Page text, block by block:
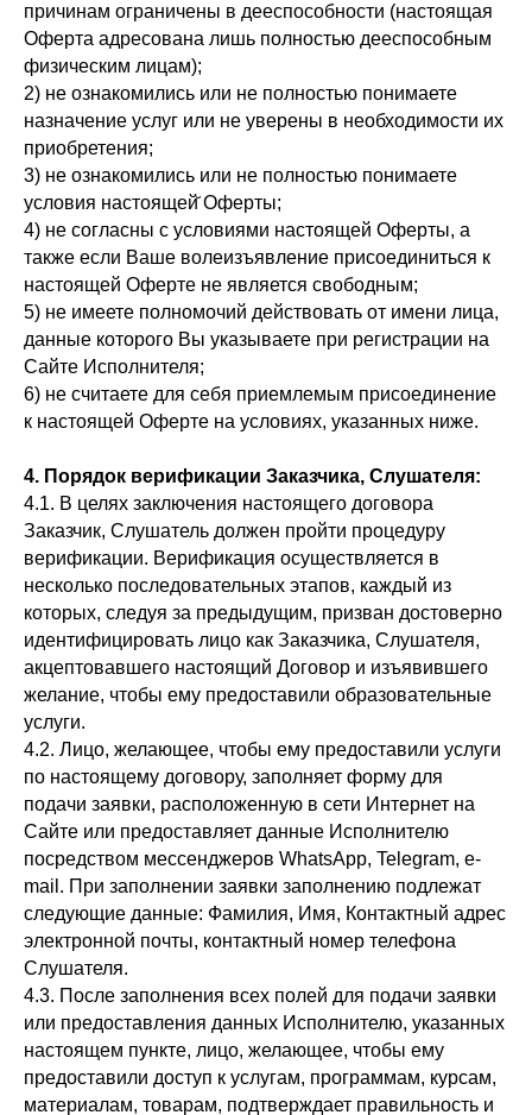
причинам ограничены в дееспособности (настоящая
Оферта адресована лишь полностью дееспособным
физическим лицам);
2) не ознакомились или не полностью понимаете
назначение услуг или не уверены в необходимости их
приобретения;
3) не ознакомились или не полностью понимаете
условия настоящей̆ Оферты;
4) не согласны с условиями настоящей Оферты, а
также если Ваше волеизъявление присоединиться к
настоящей Оферте не является свободным;
5) не имеете полномочий действовать от имени лица,
данные которого Вы указываете при регистрации на
Сайте Исполнителя;
6) не считаете для себя приемлемым присоединение
к настоящей Оферте на условиях, указанных ниже.
4. Порядок верификации Заказчика, Слушателя:
4.1. В целях заключения настоящего договора
Заказчик, Слушатель должен пройти процедуру
верификации. Верификация осуществляется в
несколько последовательных этапов, каждый из
которых, следуя за предыдущим, призван достоверно
идентифицировать лицо как Заказчика, Слушателя,
акцептовавшего настоящий Договор и изъявившего
желание, чтобы ему предоставили образовательные
услуги.
4.2. Лицо, желающее, чтобы ему предоставили услуги
по настоящему договору, заполняет форму для
подачи заявки, расположенную в сети Интернет на
Сайте или предоставляет данные Исполнителю
посредством мессенджеров WhatsApp, Telegram, e-
mail. При заполнении заявки заполнению подлежат
следующие данные: Фамилия, Имя, Контактный адрес
электронной почты, контактный номер телефона
Слушателя.
4.3. После заполнения всех полей для подачи заявки
или предоставления данных Исполнителю, указанных
настоящем пункте, лицо, желающее, чтобы ему
предоставили доступ к услугам, программам, курсам,
материалам, товарам, подтверждает правильность и